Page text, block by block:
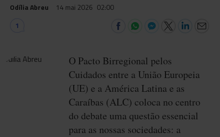
Odília Abreu 14 mai 2026 02:00
1
O Pacto Birregional pelos
Cuidados entre a União Europeia
(UE) e a América Latina e as
Caraíbas (ALC) coloca no centro
do debate uma questão essencial
para as nossas sociedades: a